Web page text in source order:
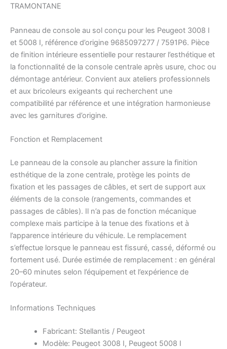
TRAMONTANE
Panneau de console au sol conçu pour les Peugeot 3008 I
et 5008 I, référence d’origine 9685097277 / 7591P6. Pièce
de finition intérieure essentielle pour restaurer l’esthétique et
la fonctionnalité de la console centrale après usure, choc ou
démontage antérieur. Convient aux ateliers professionnels
et aux bricoleurs exigeants qui recherchent une
compatibilité par référence et une intégration harmonieuse
avec les garnitures d’origine.
Fonction et Remplacement
Le panneau de la console au plancher assure la finition
esthétique de la zone centrale, protège les points de
fixation et les passages de câbles, et sert de support aux
éléments de la console (rangements, commandes et
passages de câbles). Il n’a pas de fonction mécanique
complexe mais participe à la tenue des fixations et à
l’apparence intérieure du véhicule. Le remplacement
s’effectue lorsque le panneau est fissuré, cassé, déformé ou
fortement usé. Durée estimée de remplacement : en général
20–60 minutes selon l’équipement et l’expérience de
l’opérateur.
Informations Techniques
Fabricant: Stellantis / Peugeot
Modèle: Peugeot 3008 I, Peugeot 5008 I